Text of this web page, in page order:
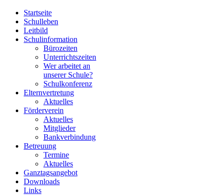
Startseite
Schulleben
Leitbild
Schulinformation
Bürozeiten
Unterrichtszeiten
Wer arbeitet an
unserer Schule?
Schulkonferenz
Elternvertretung
Aktuelles
Förderverein
Aktuelles
Mitglieder
Bankverbindung
Betreuung
Termine
Aktuelles
Ganztagsangebot
Downloads
Links